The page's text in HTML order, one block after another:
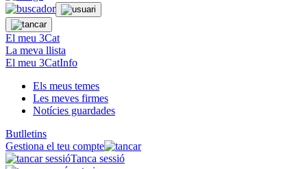
El meu 3Cat
La meva llista
El meu 3CatInfo
Els meus temes
Les meves firmes
Notícies guardades
Butlletins
Gestiona el teu compte
Tanca sessió